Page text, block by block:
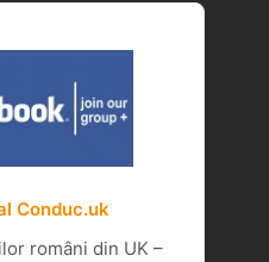
Conduc.uk
români din UK –